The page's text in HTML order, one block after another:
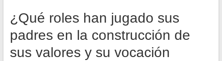
¿Qué roles han jugado sus
padres en la construcción de
sus valores y su vocación